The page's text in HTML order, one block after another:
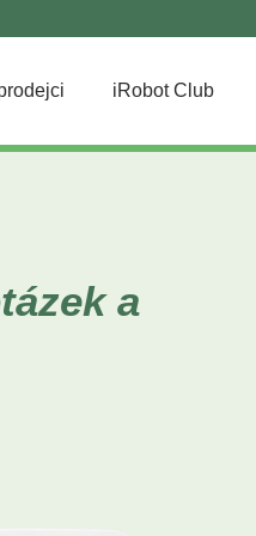
iRobot Club
a